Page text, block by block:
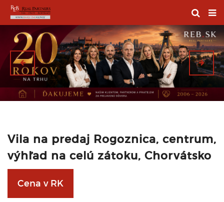
Vila na predaj Rogoznica, centrum,
výhľad na celú zátoku, Chorvátsko
Cena v RK